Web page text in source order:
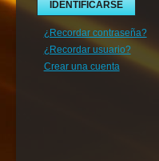
¿Recordar contraseña?
¿Recordar usuario?
Crear una cuenta